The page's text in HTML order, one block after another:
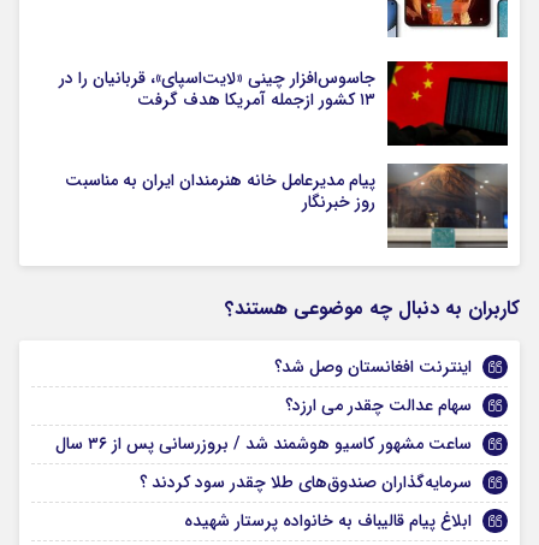
جاسوس‌افزار چینی «لایت‌اسپای»، قربانیان را در
۱۳ کشور ازجمله آمریکا هدف گرفت
پیام مدیرعامل خانه هنرمندان ایران به مناسبت
روز خبرنگار
کاربران به دنبال چه موضوعی هستند؟
اینترنت افغانستان وصل شد؟
سهام عدالت چقدر می ارزد؟
ساعت مشهور کاسیو هوشمند شد / بروزرسانی پس از ۳۶ سال
سرمایه‌گذاران صندوق‌های طلا چقدر سود کردند ؟
ابلاغ پیام قالیباف به خانواده پرستار شهیده